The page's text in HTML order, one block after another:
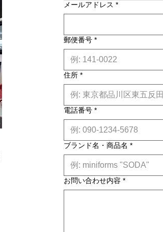
メールアドレス *
郵便番号 *
住所 *
電話番号 *
ブランド名・商品名 *
お問い合わせ内容 *